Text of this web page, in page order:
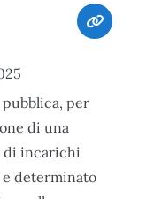
pubblica, per
di una
di incarichi
determinato